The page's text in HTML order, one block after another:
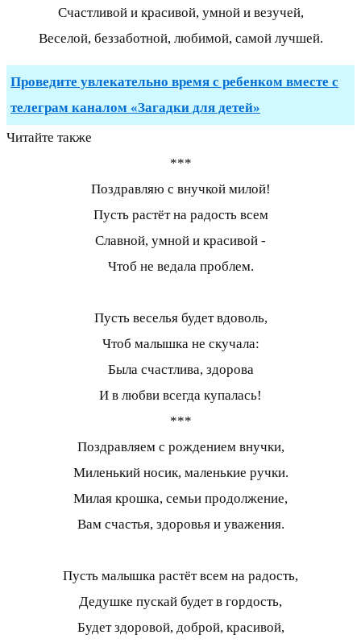
Счастливой и красивой, умной и везучей,
Веселой, беззаботной, любимой, самой лучшей.
Проведите увлекательно время с ребенком вместе с
телеграм каналом «Загадки для детей»
Читайте также
***
Поздравляю с внучкой милой!
Пусть растёт на радость всем
Славной, умной и красивой -
Чтоб не ведала проблем.
Пусть веселья будет вдоволь,
Чтоб малышка не скучала:
Была счастлива, здорова
И в любви всегда купалась!
***
Поздравляем с рождением внучки,
Миленький носик, маленькие ручки.
Милая крошка, семьи продолжение,
Вам счастья, здоровья и уважения.
Пусть малышка растёт всем на радость,
Дедушке пускай будет в гордость,
Будет здоровой, доброй, красивой,